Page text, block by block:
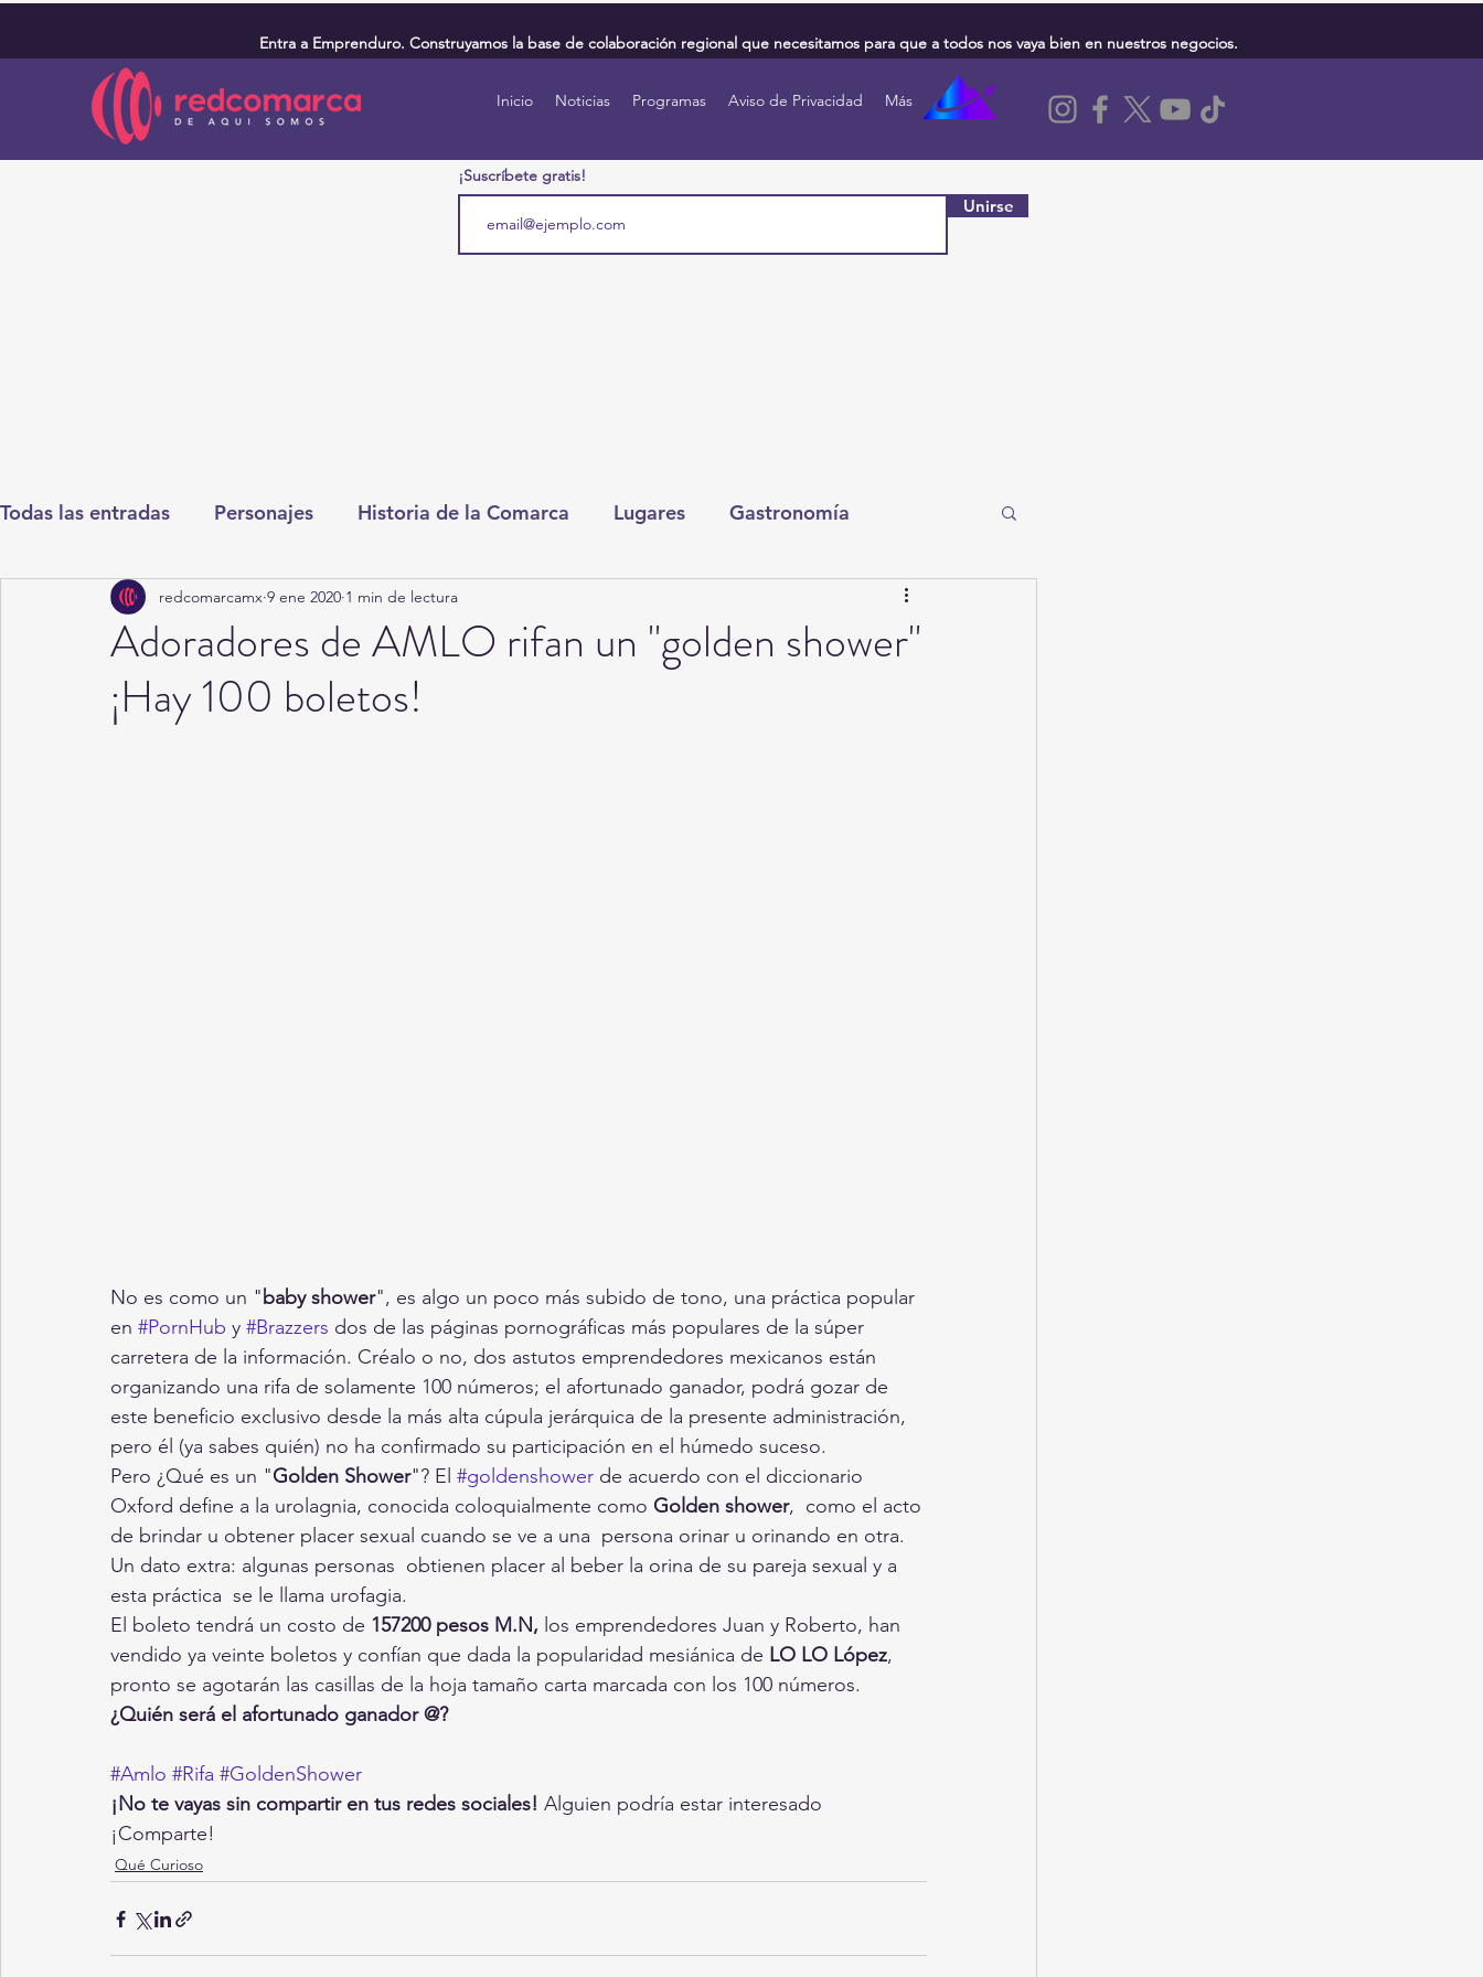
Entra a Emprenduro. Construyamos la base de colaboración regional que necesitamos para que a todos nos vaya bien en nuestros negocios.
Inicio Noticias Programas Aviso de Privacidad Más
¡Suscríbete gratis!
Unirse
Todas las entradas Personajes Historia de la Comarca Lugares Gastronomía
Deportes Salud Entretenimiento Torreón
Round Cero Columnistas CDMX
Adoradores de AMLO rifan un "golden shower"
¡Hay 100 boletos!
redcomarcamx 9 ene 2020 1 min de lectura
No es como un "baby shower", es algo un poco más subido de tono, una práctica popular
en #PornHub y #Brazzers dos de las páginas pornográficas más populares de la súper
carretera de la información. Créalo o no, dos astutos emprendedores mexicanos están
organizando una rifa de solamente 100 números; el afortunado ganador, podrá gozar de
este beneficio exclusivo desde la más alta cúpula jerárquica de la presente administración,
pero él (ya sabes quién) no ha confirmado su participación en el húmedo suceso.
Pero ¿Qué es un "Golden Shower"? El #goldenshower de acuerdo con el diccionario
Oxford define a la urolagnia, conocida coloquialmente como Golden shower,  como el acto
de brindar u obtener placer sexual cuando se ve a una  persona orinar u orinando en otra.
Un dato extra: algunas personas  obtienen placer al beber la orina de su pareja sexual y a
esta práctica  se le llama urofagia.
El boleto tendrá un costo de 157200 pesos M.N, los emprendedores Juan y Roberto, han
vendido ya veinte boletos y confían que dada la popularidad mesiánica de LO LO López,
pronto se agotarán las casillas de la hoja tamaño carta marcada con los 100 números.
¿Quién será el afortunado ganador @?
#Amlo #Rifa #GoldenShower
¡No te vayas sin compartir en tus redes sociales! Alguien podría estar interesado
¡Comparte!
Qué Curioso